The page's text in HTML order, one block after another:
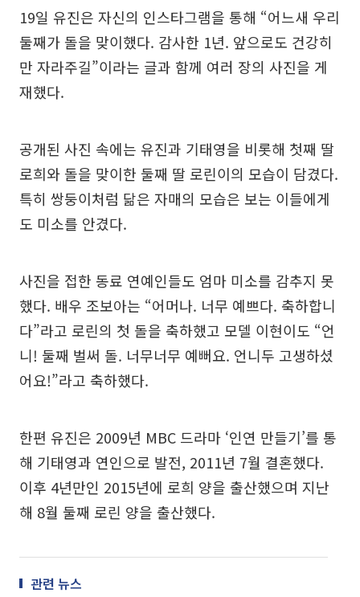
19일 유진은 자신의 인스타그램을 통해 “어느새 우리
둘째가 돌을 맞이했다. 감사한 1년. 앞으로도 건강히
만 자라주길”이라는 글과 함께 여러 장의 사진을 게
재했다.
공개된 사진 속에는 유진과 기태영을 비롯해 첫째 딸
로희와 돌을 맞이한 둘째 딸 로린이의 모습이 담겼다.
특히 쌍둥이처럼 닮은 자매의 모습은 보는 이들에게
도 미소를 안겼다.
사진을 접한 동료 연예인들도 엄마 미소를 감추지 못
했다. 배우 조보아는 “어머나. 너무 예쁘다. 축하합니
다”라고 로린의 첫 돌을 축하했고 모델 이현이도 “언
니! 둘째 벌써 돌. 너무너무 예뻐요. 언니두 고생하셨
어요!”라고 축하했다.
한편 유진은 2009년 MBC 드라마 ‘인연 만들기’를 통
해 기태영과 연인으로 발전, 2011년 7월 결혼했다.
이후 4년만인 2015년에 로희 양을 출산했으며 지난
해 8월 둘째 로린 양을 출산했다.
관련 뉴스